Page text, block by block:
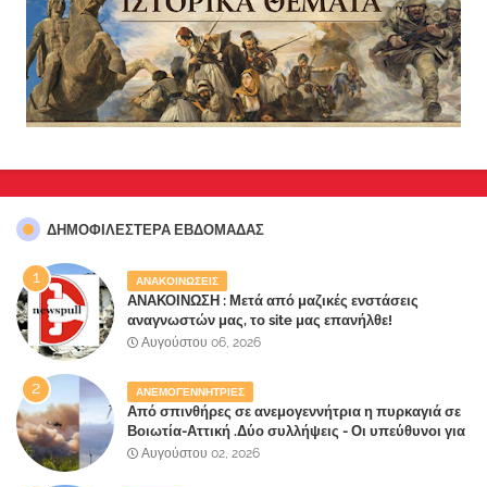
ΔΗΜΟΦΙΛΈΣΤΕΡΑ ΕΒΔΟΜΆΔΑΣ
ΑΝΑΚΟΙΝΩΣΕΙΣ
ΑΝΑΚΟΙΝΩΣΗ : Μετά από μαζικές ενστάσεις
αναγνωστών μας, το site μας επανήλθε!
Αυγούστου 06, 2026
ΑΝΕΜΟΓΕΝΝΗΤΡΙΕΣ
Από σπινθήρες σε ανεμογεννήτρια η πυρκαγιά σε
Βοιωτία-Αττική .Δύο συλλήψεις - Οι υπεύθυνοι για
την λάθος διαχείριση της κατάσβεσης θα
Αυγούστου 02, 2026